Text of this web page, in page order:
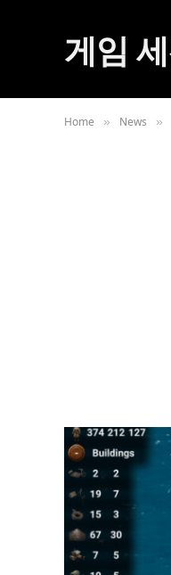
게임
Home » News »